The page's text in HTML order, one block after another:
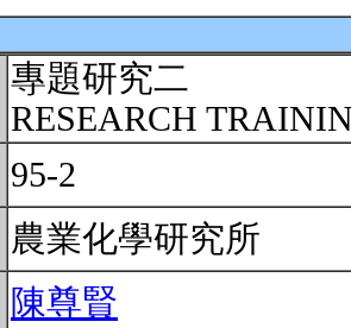
專題研究二
RESEARCH
95-2
農業化學研究所
陳尊賢